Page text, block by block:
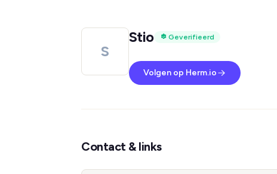
S
Stio Geverifieerd
Volgen op Herm.io
Contact & links